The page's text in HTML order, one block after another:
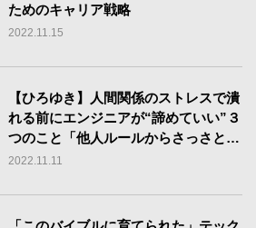
ためのキャリア戦略
2022.11.15
【ひろゆき】人間関係のストレスで潰
れる前にエンジニアが“諦めていい”３
つのこと「他人ルールからさっさと降
りて、自分ルールで生きればいい」
2022.11.11